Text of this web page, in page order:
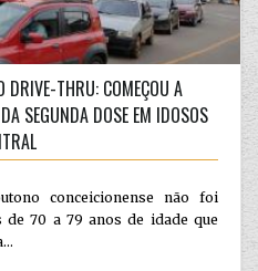
DRIVE-THRU: COMEÇOU A
SEGUNDA DOSE EM IDOSOS
conceicionense não foi
70 a 79 anos de idade que